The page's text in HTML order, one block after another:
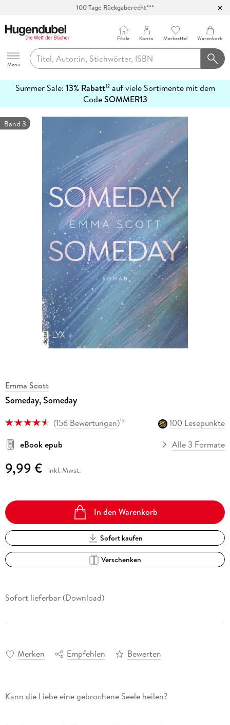
100 Tage Rückgaberecht***
Hugendubel
Menu
Filiale Konto Merkzettel Warenkorb
Summer Sale: 13% Rabatt12auf viele Sortimente mit dem
CodeSOMMER13
erfahren
Band 3
Emma Scott
Someday, Someday
(156 Bewertungen)15
100 Lesepunkte
eBook epub
Alle 3 Formate
9,99 € inkl. Mwst.
In den Warenkorb
Sofort kaufen
Verschenken
Sofort lieferbar (Download)
Merken Empfehlen Bewerten
Kann die Liebe eine gebrochene Seele heilen?